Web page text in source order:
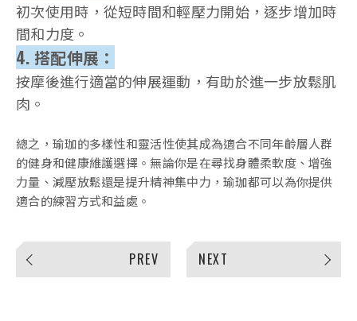
初次使用時，從短時間和輕壓力開始，逐步增加時
間和力度。
4. 搭配伸展：
按摩後進行適當的伸展運動，有助於進一步放鬆肌
肉。
總之，瑜珈的多樣性和靈活性使其成為適合不同年齡層人群
的健身和健康維護選擇。無論你是在尋找身體柔軟度、增強
力量、減壓放鬆還是提升精神集中力，瑜珈都可以為你提供
適合的練習方式和益處。
PREV NEXT